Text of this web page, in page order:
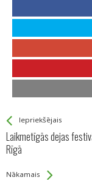
See more
Iepriekšējais
Laikmetīgās dejas
Rīgā
Back
All
Entries
Nākamais